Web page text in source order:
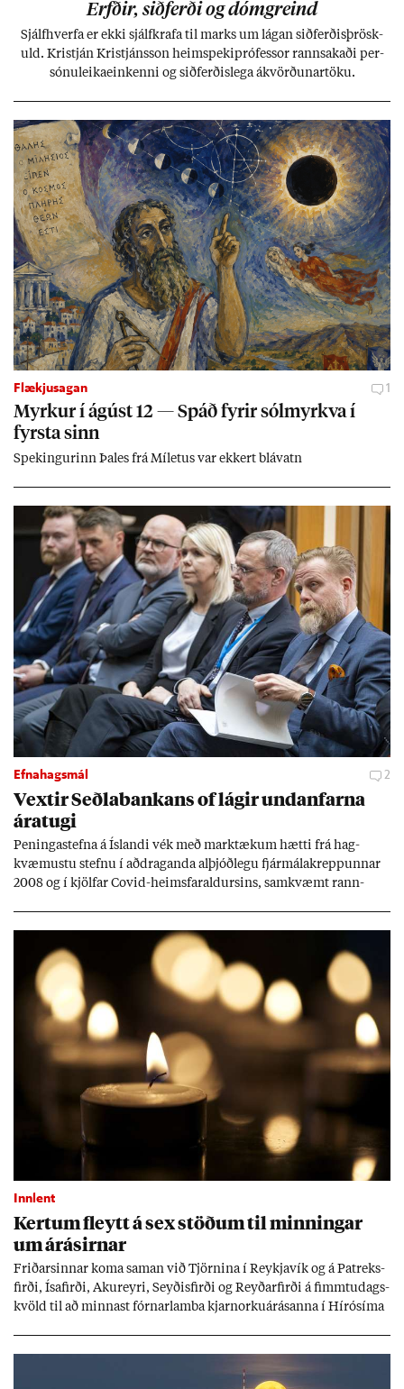
Erfð­ir, sið­ferði og dómgreind
Sjálf­hverfa er ekki sjálf­krafa til marks um lág­an sið­ferð­is­þrösk­
uld. Kristján Kristjáns­son heim­speki­pró­fess­or rann­sak­aði per­
sónu­leika­ein­kenni og sið­ferð­is­lega ákvörð­un­ar­töku.
Flækjusagan 1
Myrk­ur í ág­úst 12 — Spáð fyr­ir sól­myrkva í
fyrsta sinn
Spek­ing­ur­inn Þa­les frá Míletus var ekk­ert blá­vatn
Efnahagsmál 2
Vext­ir Seðla­bank­ans of lág­ir und­an­farna
ára­tugi
Pen­inga­stefna á Ís­landi vék með mark­tæk­um hætti frá hag­
kvæm­ustu stefnu í að­drag­anda al­þjóð­legu fjár­málakrepp­unn­ar
2008 og í kjöl­far Covid-heims­far­ald­urs­ins, sam­kvæmt rann­
Innlent
Kert­um fleytt á sex stöð­um til minn­ing­ar
um árás­irn­ar
Frið­arsinn­ar koma sam­an við Tjörn­ina í Reykja­vík og á Pat­reks­
firði, Ísa­firði, Ak­ur­eyri, Seyð­is­firði og Reyð­ar­firði á fimmtu­dags­
kvöld til að minn­ast fórn­ar­lamba kjarn­orku­árás­anna í Hírósíma